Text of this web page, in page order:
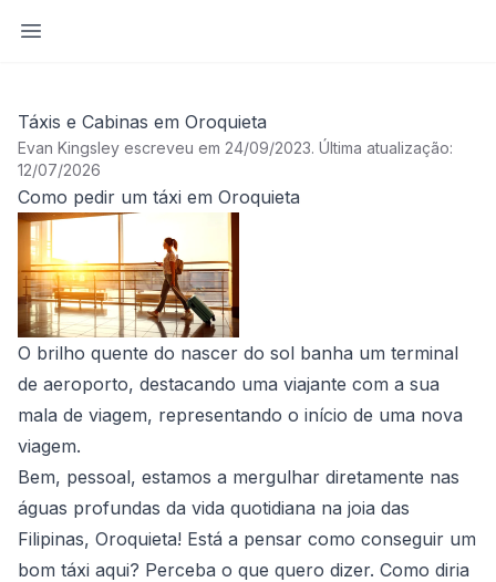
Abrir barra lateral
Táxis e Cabinas em Oroquieta
Evan Kingsley escreveu em 24/09/2023. Última atualização:
12/07/2026
Como pedir um táxi em Oroquieta
O brilho quente do nascer do sol banha um terminal
de aeroporto, destacando uma viajante com a sua
mala de viagem, representando o início de uma nova
viagem.
Bem, pessoal, estamos a mergulhar diretamente nas
águas profundas da vida quotidiana na joia das
Filipinas, Oroquieta! Está a pensar como conseguir um
bom táxi aqui? Perceba o que quero dizer. Como diria